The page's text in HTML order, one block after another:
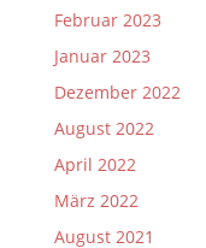
Februar 2023
Januar 2023
Dezember 2022
August 2022
April 2022
März 2022
August 2021